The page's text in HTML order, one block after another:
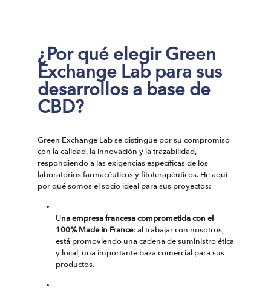
¿Por qué elegir Green
Exchange Lab para sus
desarrollos a base de
CBD?
Green Exchange Lab se distingue por su compromiso
con la calidad, la innovación y la trazabilidad,
respondiendo a las exigencias específicas de los
laboratorios farmacéuticos y fitoterapéuticos. He aquí
por qué somos el socio ideal para sus proyectos:
Una empresa francesa comprometida con el
100% Made in France: al trabajar con nosotros,
está promoviendo una cadena de suministro ética
y local, una importante baza comercial para sus
productos.